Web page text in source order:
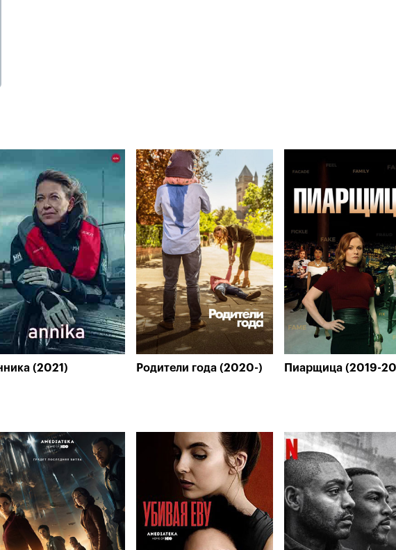
(2021) Родители года (2020-) Пиарщица (2019-